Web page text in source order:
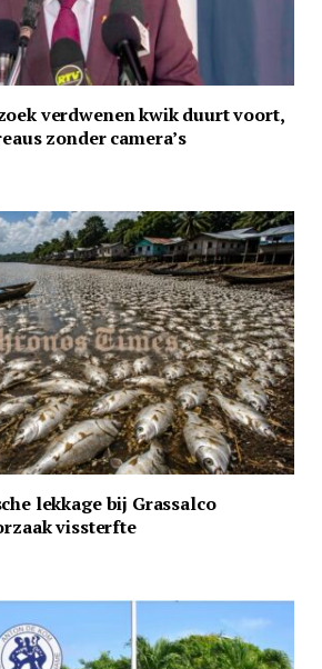
verdwenen kwik duurt voort,
zonder camera’s
lekkage bij Grassalco
vissterfte